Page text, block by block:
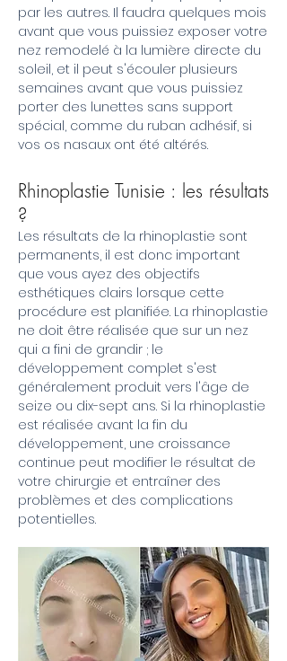
par les autres. Il faudra quelques mois
avant que vous puissiez exposer votre
nez remodelé à la lumière directe du
soleil, et il peut s'écouler plusieurs
semaines avant que vous puissiez
porter des lunettes sans support
spécial, comme du ruban adhésif, si
vos os nasaux ont été altérés.
Rhinoplastie Tunisie : les résultats
?
Les résultats de la rhinoplastie sont
permanents, il est donc important
que vous ayez des objectifs
esthétiques clairs lorsque cette
procédure est planifiée. La rhinoplastie
ne doit être réalisée que sur un nez
qui a fini de grandir ; le
développement complet s'est
généralement produit vers l'âge de
seize ou dix-sept ans. Si la rhinoplastie
est réalisée avant la fin du
développement, une croissance
continue peut modifier le résultat de
votre chirurgie et entraîner des
problèmes et des complications
potentielles.